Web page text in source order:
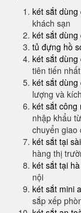
két sắt dùng
khách sạn
két sắt dùng
tủ đựng hồ
két sắt dùng
tiên tiến
két sắt dùng
lượng và
két sắt công
nhập khẩu
chuyển giao
két sắt tại
hàng thị
két sắt tại
nội
két sắt mini
sắp xếp